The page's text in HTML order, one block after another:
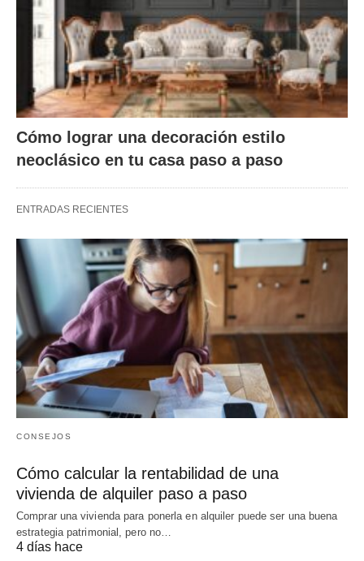
Cómo lograr una decoración estilo
neoclásico en tu casa paso a paso
ENTRADAS RECIENTES
CONSEJOS
Cómo calcular la rentabilidad de una
vivienda de alquiler paso a paso
Comprar una vivienda para ponerla en alquiler puede ser una buena
estrategia patrimonial, pero no…
4 días hace